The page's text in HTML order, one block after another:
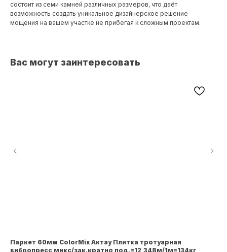
состоит из семи камней различных размеров, что даёт
возможность создать уникальное дизайнерское решение
мощения на вашем участке не прибегая к сложным проектам.
Вас могут заинтересовать
Паркет 60мм ColorMix Актау Плитка тротуарная
вибропресс микс/зак.кратно под.=12,348м/1м=134кг